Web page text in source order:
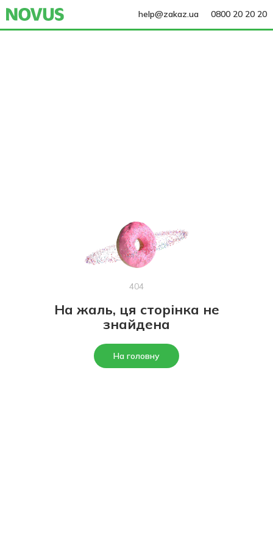
help@zakaz.ua 0800 20 20 20
404
На жаль, ця сторінка не
знайдена
На головну